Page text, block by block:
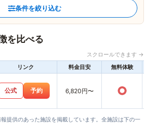
条件を絞り込む
を比べる
スクロールできます →
リンク 料金目安 無料体験
公式 予約 6,820円〜 ○
提供のあった施設を掲載しています。全施設は下の一